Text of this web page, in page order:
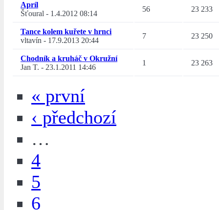
Apríl
Šťoural - 1.4.2012 08:14
56 23 233
Tance kolem kuřete v hrnci
vltavín - 17.9.2013 20:44
7 23 250
Chodník a kruháč v Okružní
Jan T. - 23.1.2011 14:46
1 23 263
« první
‹ předchozí
…
4
5
6